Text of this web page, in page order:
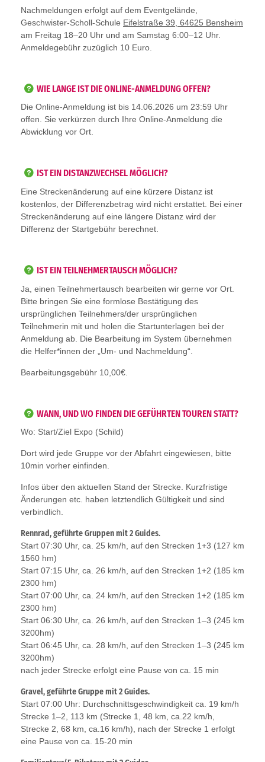
Nachmeldungen erfolgt auf dem Eventgelände,
Geschwister-Scholl-Schule Eifelstraße 39, 64625 Bensheim
am Freitag 18–20 Uhr und am Samstag 6:00–12 Uhr.
Anmeldegebühr zuzüglich 10 Euro.
WIE LANGE IST DIE ONLINE-ANMELDUNG OFFEN?
Die Online-Anmeldung ist bis 14.06.2026 um 23:59 Uhr
offen. Sie verkürzen durch Ihre Online-Anmeldung die
Abwicklung vor Ort.
IST EIN DISTANZWECHSEL MÖGLICH?
Eine Streckenänderung auf eine kürzere Distanz ist
kostenlos, der Differenzbetrag wird nicht erstattet. Bei einer
Streckenänderung auf eine längere Distanz wird der
Differenz der Startgebühr berechnet.
IST EIN TEILNEHMERTAUSCH MÖGLICH?
Ja, einen Teilnehmertausch bearbeiten wir gerne vor Ort.
Bitte bringen Sie eine formlose Bestätigung des
ursprünglichen Teilnehmers/der ursprünglichen
Teilnehmerin mit und holen die Startunterlagen bei der
Anmeldung ab. Die Bearbeitung im System übernehmen
die Helfer*innen der „Um- und Nachmeldung“.
Bearbeitungsgebühr 10,00€.
WANN, UND WO FINDEN DIE GEFÜHRTEN TOUREN STATT?
Wo: Start/Ziel Expo (Schild)
Dort wird jede Gruppe vor der Abfahrt eingewiesen, bitte
10min vorher einfinden.
Infos über den aktuellen Stand der Strecke. Kurzfristige
Änderungen etc. haben letztendlich Gültigkeit und sind
verbindlich.
Rennrad, geführte Gruppen mit 2 Guides.
Start 07:30 Uhr, ca. 25 km/h, auf den Strecken 1+3 (127 km
1560 hm)
Start 07:15 Uhr, ca. 26 km/h, auf den Strecken 1+2 (185 km
2300 hm)
Start 07:00 Uhr, ca. 24 km/h, auf den Strecken 1+2 (185 km
2300 hm)
Start 06:30 Uhr, ca. 26 km/h, auf den Strecken 1–3 (245 km
3200hm)
Start 06:45 Uhr, ca. 28 km/h, auf den Strecken 1–3 (245 km
3200hm)
nach jeder Strecke erfolgt eine Pause von ca. 15 min
Gravel, geführte Gruppe mit 2 Guides.
Start 07:00 Uhr: Durchschnittsgeschwindigkeit ca. 19 km/h
Strecke 1–2, 113 km (Strecke 1, 48 km, ca.22 km/h,
Strecke 2, 68 km, ca.16 km/h), nach der Strecke 1 erfolgt
eine Pause von ca. 15-20 min